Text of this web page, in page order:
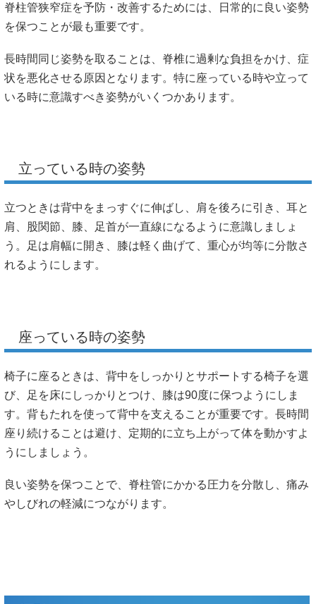
脊柱管狭窄症を予防・改善するためには、日常的に良い姿勢
を保つことが最も重要です。
長時間同じ姿勢を取ることは、脊椎に過剰な負担をかけ、症
状を悪化させる原因となります。特に座っている時や立って
いる時に意識すべき姿勢がいくつかあります。
立っている時の姿勢
立つときは背中をまっすぐに伸ばし、肩を後ろに引き、耳と
肩、股関節、膝、足首が一直線になるように意識しましょ
う。足は肩幅に開き、膝は軽く曲げて、重心が均等に分散さ
れるようにします。
座っている時の姿勢
椅子に座るときは、背中をしっかりとサポートする椅子を選
び、足を床にしっかりとつけ、膝は90度に保つようにしま
す。背もたれを使って背中を支えることが重要です。長時間
座り続けることは避け、定期的に立ち上がって体を動かすよ
うにしましょう。
良い姿勢を保つことで、脊柱管にかかる圧力を分散し、痛み
やしびれの軽減につながります。